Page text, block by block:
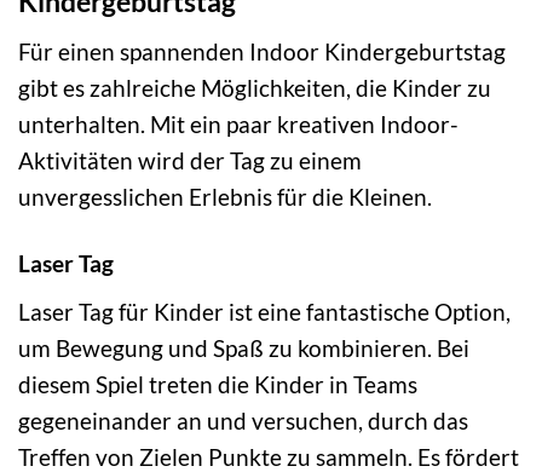
Für einen spannenden Indoor Kindergeburtstag
gibt es zahlreiche Möglichkeiten, die Kinder zu
unterhalten. Mit ein paar kreativen Indoor-
Aktivitäten wird der Tag zu einem
unvergesslichen Erlebnis für die Kleinen.
Laser Tag
Laser Tag für Kinder ist eine fantastische Option,
um Bewegung und Spaß zu kombinieren. Bei
diesem Spiel treten die Kinder in Teams
gegeneinander an und versuchen, durch das
Treffen von Zielen Punkte zu sammeln. Es fördert